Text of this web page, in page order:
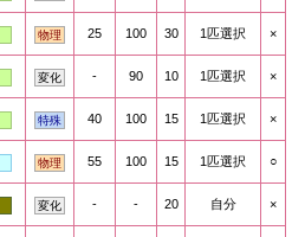
物理 25 100 30 1匹選択 ×
変化 - 90 10 1匹選択 ×
特殊 40 100 15 1匹選択 ×
物理 55 100 15 1匹選択 ○
変化 - - 20 自分 ×